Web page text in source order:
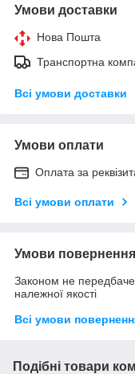
Умови доставки
Нова Пошта
Транспортна
Всі умови доставки
Умови оплати
Оплата за
Всі умови оплати
Умови повернення
Законом не
належної якості
Всі умови
Подібні товари